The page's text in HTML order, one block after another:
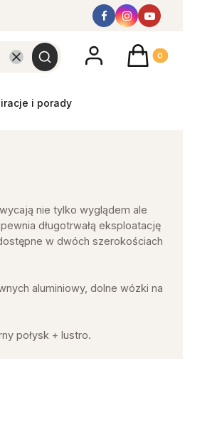
Wyczyść
Szukaj
Produkty w
i porady
nie tylko wyglądem ale
długotrwałą eksploatację
w dwóch szerokościach
aluminiowy, dolne wózki na
połysk + lustro.